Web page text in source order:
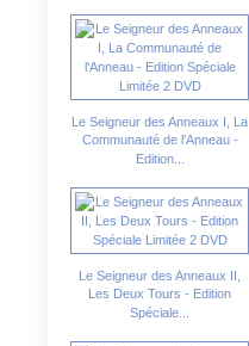
Le Seigneur des Anneaux I, La
Communauté de l'Anneau -
Edition...
Le Seigneur des Anneaux II,
Les Deux Tours - Edition
Spéciale...